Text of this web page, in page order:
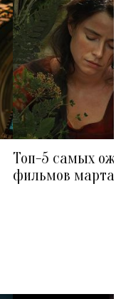
Топ-5 самых
фильмов